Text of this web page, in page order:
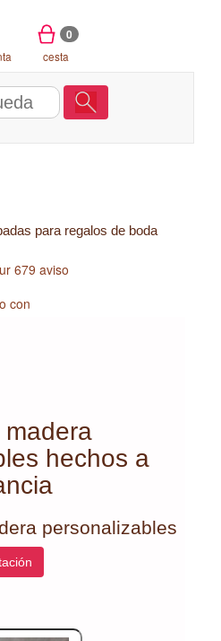
0
cesta
para regalos de boda
679 aviso
con
hechos a
personalizables